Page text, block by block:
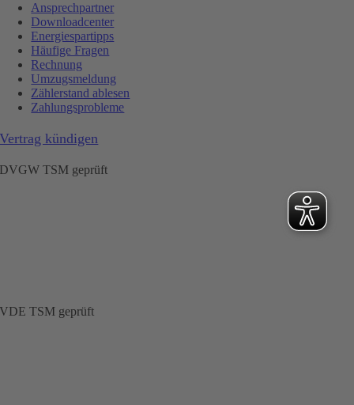
Ansprechpartner
Downloadcenter
Energiespartipps
Häufige Fragen
Rechnung
Umzugsmeldung
Zählerstand ablesen
Zahlungsprobleme
Vertrag kündigen
DVGW TSM geprüft
VDE TSM geprüft